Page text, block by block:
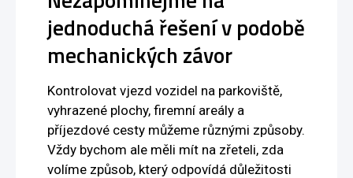
jednoduchá řešení v podobě
mechanických závor
Kontrolovat vjezd vozidel na parkoviště,
vyhrazené plochy, firemní areály a
příjezdové cesty můžeme různými způsoby.
Vždy bychom ale měli mít na zřeteli, zda
volíme způsob, který odpovídá důležitosti